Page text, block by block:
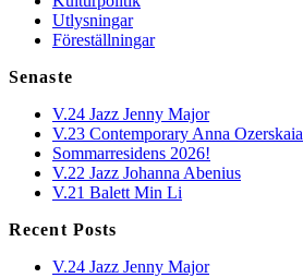
Utlysningar
Föreställningar
Senaste
V.24 Jazz Jenny Major
V.23 Contemporary Anna Ozerskaia
Sommarresidens 2026!
V.22 Jazz Johanna Abenius
V.21 Balett Min Li
Recent Posts
V.24 Jazz Jenny Major